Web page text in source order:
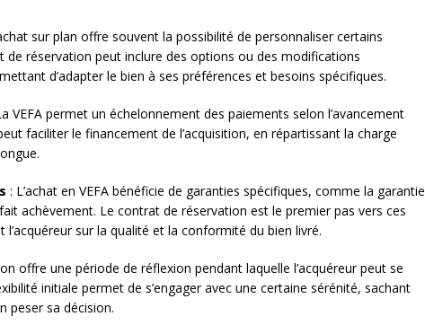
sur plan offre souvent la possibilité de personnaliser certains
de réservation peut inclure des options ou des modifications
d’adapter le bien à ses préférences et besoins spécifiques.
VEFA permet un échelonnement des paiements selon l’avancement
faciliter le financement de l’acquisition, en répartissant la charge
: L’achat en VEFA bénéficie de garanties spécifiques, comme la garantie
achèvement. Le contrat de réservation est le premier pas vers ces
sur la qualité et la conformité du bien livré.
offre une période de réflexion pendant laquelle l’acquéreur peut se
initiale permet de s’engager avec une certaine sérénité, sachant
peser sa décision.